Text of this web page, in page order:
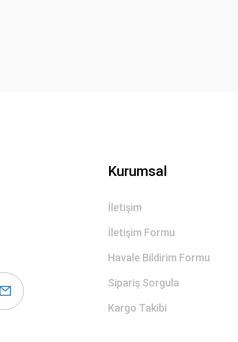
Kurumsal
İletişim
İletişim Formu
Havale Bildirim Formu
Sipariş Sorgula
Kargo Takibi